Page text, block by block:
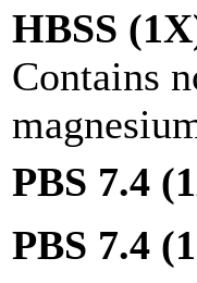
HBSS
Contains
PBS 7.4
PBS 7.4